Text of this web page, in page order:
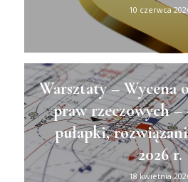
10 czerwca
Warsztaty – Wycena
praw rzeczowych
pułapki,
2026 r.
18 kwietnia